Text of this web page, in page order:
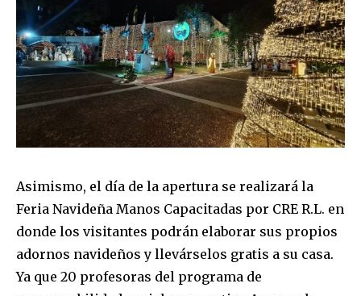
Join our community of
SUBSCRIBERS and be part of the
Asimismo, el día de la apertura se realizará la
Feria Navideña Manos Capacitadas por CRE R.L. en
donde los visitantes podrán elaborar sus propios
adornos navideños y llevárselos gratis a su casa.
Ya que 20 profesoras del programa de